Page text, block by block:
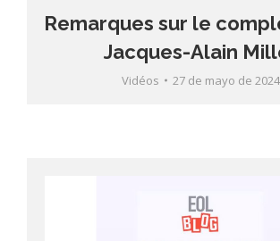
Remarques sur le
Jacques-Alain
Vidéos 27 de mayo de 2024